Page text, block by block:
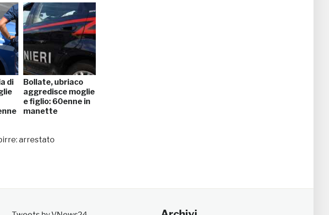
di
Bollate, ubriaco
aggredisce moglie
e figlio: 60enne in
manette
arrestato